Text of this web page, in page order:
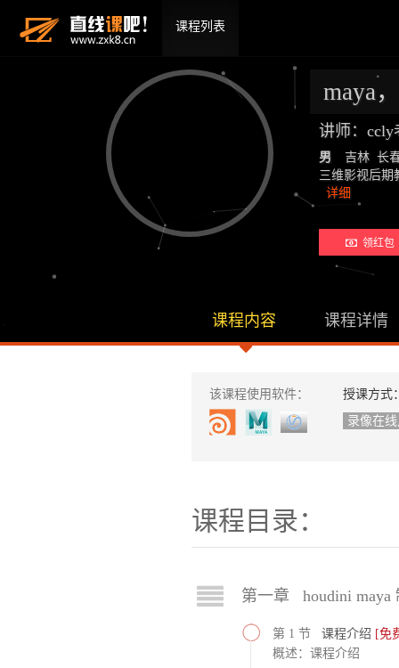
课程列表
maya
讲师：ccly
男
吉林 长
三维影视后期
详细
领红包
课程内容 课程详情
该课程使用软件：
授课方式
录像在
课程目录：
第一章 houdini maya
第 1 节 课程介绍 [免
概述：课程介绍